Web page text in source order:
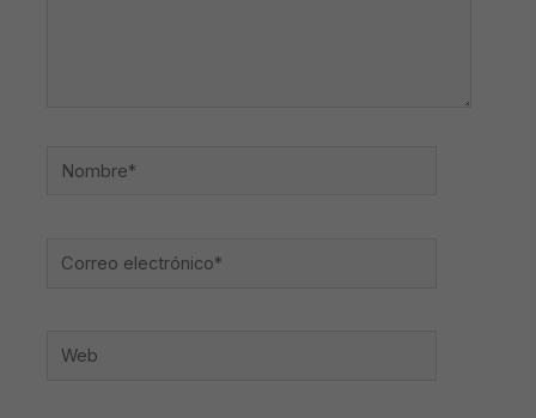
Nombre*
Correo
Web